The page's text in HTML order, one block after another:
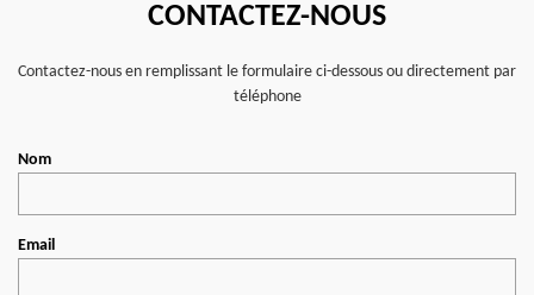
CONTACTEZ-NOUS
Contactez-nous en remplissant le formulaire ci-dessous ou directement par
téléphone
Nom
Email